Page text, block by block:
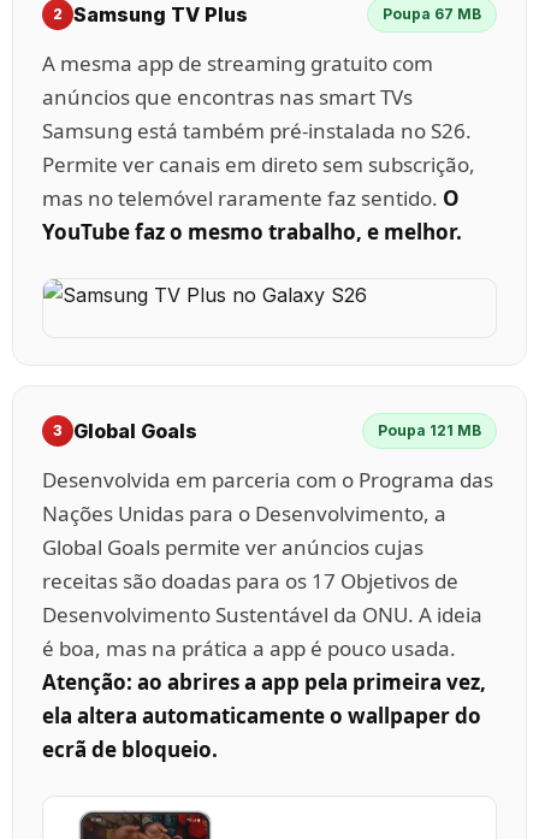
2 Samsung TV Plus Poupa 67 MB
A mesma app de streaming gratuito com
anúncios que encontras nas smart TVs
Samsung está também pré-instalada no S26.
Permite ver canais em direto sem subscrição,
mas no telemóvel raramente faz sentido. O
YouTube faz o mesmo trabalho, e melhor.
3 Global Goals Poupa 121 MB
Desenvolvida em parceria com o Programa das
Nações Unidas para o Desenvolvimento, a
Global Goals permite ver anúncios cujas
receitas são doadas para os 17 Objetivos de
Desenvolvimento Sustentável da ONU. A ideia
é boa, mas na prática a app é pouco usada.
Atenção: ao abrires a app pela primeira vez,
ela altera automaticamente o wallpaper do
ecrã de bloqueio.